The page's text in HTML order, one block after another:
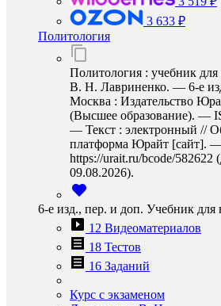
3 633 ₽
Политология
Политология : учебник для
В. Н. Лавриненко. — 6-е
Москва : Издательство
(Высшее образование). —
— Текст : электронный //
платформа Юрайт [сайт].
https://urait.ru/bcode/582622
09.08.2026).
6-е изд., пер. и доп. Учебник для
12 Видеоматериалов
18 Тестов
16 Заданий
Курс с экзаменом